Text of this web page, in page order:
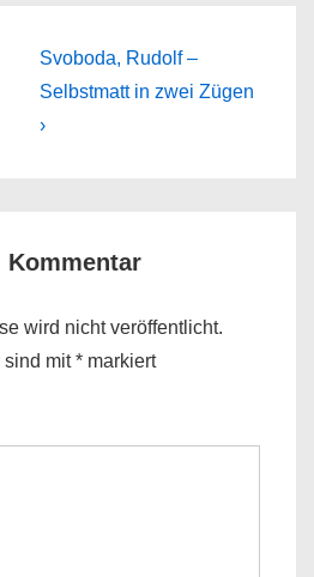
Next
Post
is
Svoboda, Rudolf –
Selbstmatt in zwei Zügen
›
Kommentar
wird nicht veröffentlicht.
sind mit* markiert